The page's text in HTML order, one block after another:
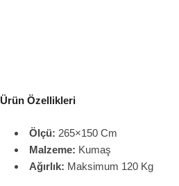
Ürün Özellikleri
Ölçü: 265×150 Cm
Malzeme: Kumaş
Ağırlık: Maksimum 120 Kg